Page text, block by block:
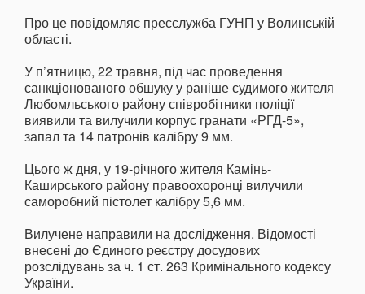
Про це повідомляє пресслужба ГУНП у Волинській
області.
У п’ятницю, 22 травня, під час проведення
санкціонованого обшуку у раніше судимого жителя
Любомльського району співробітники поліції
виявили та вилучили корпус гранати «РГД-5»,
запал та 14 патронів калібру 9 мм.
Цього ж дня, у 19-річного жителя Камінь-
Каширського району правоохоронці вилучили
саморобний пістолет калібру 5,6 мм.
Вилучене направили на дослідження. Відомості
внесені до Єдиного реєстру досудових
розслідувань за ч. 1 ст. 263 Кримінального кодексу
України.